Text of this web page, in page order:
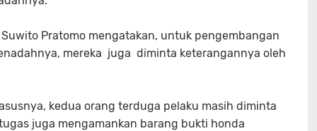
Pratomo mengatakan, untuk pengembangan
mereka juga diminta keterangannya oleh
kedua orang terduga pelaku masih diminta
juga mengamankan barang bukti honda